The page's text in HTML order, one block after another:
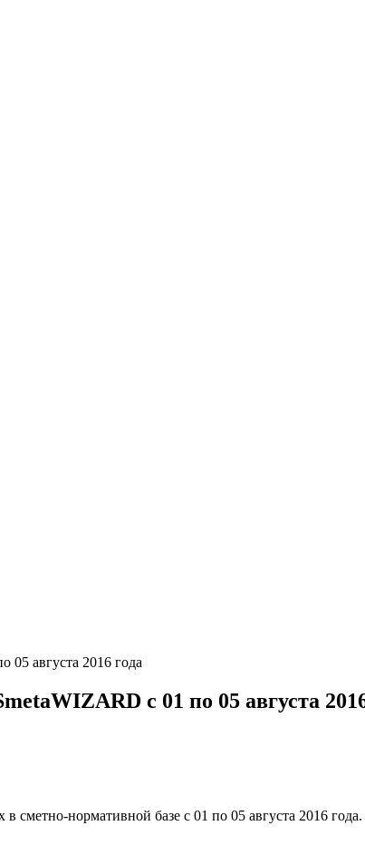
августа 2016 года
c 01 по 05 августа
сметно-нормативной базе с 01 по 05 августа 2016 года.